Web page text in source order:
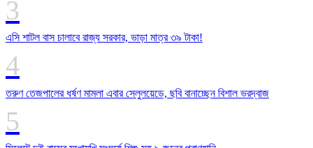
এসি শাটল বাস চালাবে রাজ্য সরকার, ভাড়া মাত্র ৩৯ টাকা!
তরুণ তেজপালের ধর্ষণ মামলা এবার সেলুলয়েডে, ছবি বানাচ্ছেন বিশাল ভরদ্বাজ